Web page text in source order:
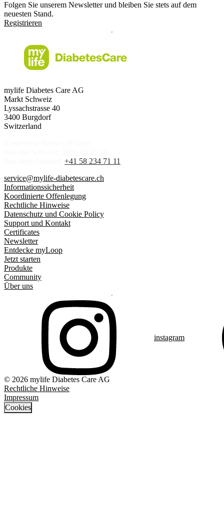
Folgen Sie unserem Newsletter und bleiben Sie stets auf dem
neuesten Stand.
Registrieren
mylife Diabetes Care AG
Markt Schweiz
Lyssachstrasse 40
3400 Burgdorf
Switzerland
+41 58 234 71 11
service@mylife-diabetescare.ch
Informationssicherheit
Koordinierte Offenlegung
Rechtliche Hinweise
Datenschutz und Cookie Policy
Support und Kontakt
Certificates
Newsletter
Entdecke myLoop
Jetzt starten
Produkte
Community
Über uns
instagram
© 2026 mylife Diabetes Care AG
Rechtliche Hinweise
Impressum
Cookies